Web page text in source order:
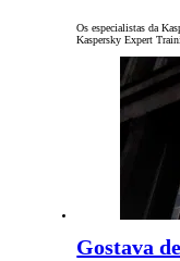
Os especialistas da
Kaspersky Expert
Gostava